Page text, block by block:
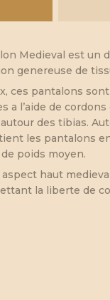
Medieval est un
genereuse de
ces pantalons
a l’aide de
des tibias.
les pantalons
poids moyen.
haut
la liberte de